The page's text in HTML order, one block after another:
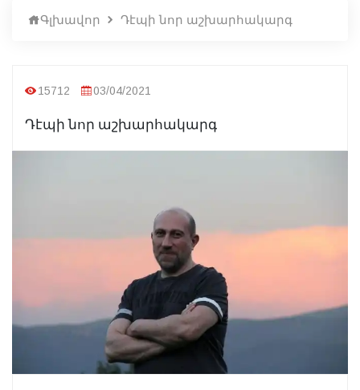
Գլխավոր Դէպի նոր աշխարհակարգ
15712 03/04/2021
Դէպի նոր աշխարհակարգ